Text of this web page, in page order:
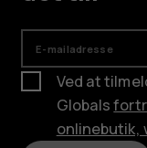
E-mailadresse
Ved at
Globals
onlinebutik,